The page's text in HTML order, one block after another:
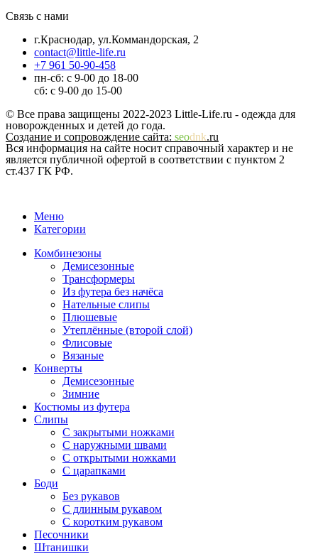
Связь с нами
г.Краснодар, ул.Коммандорская, 2
contact@little-life.ru
+7 961 50-90-458
пн-сб: с 9-00 до 18-00
сб: с 9-00 до 15-00
© Все права защищены 2022-2023 Little-Life.ru - одежда для
новорожденных и детей до года.
Создание и сопровождение сайта: seodnk.ru
Вся информация на сайте носит справочный характер и не
является публичной офертой в соответствии с пунктом 2
ст.437 ГК РФ.
Меню
Категории
Комбинезоны
Демисезонные
Трансформеры
Из футера без начёса
Нательные слипы
Плюшевые
Утеплённые (второй слой)
Флисовые
Вязаные
Конверты
Демисезонные
Зимние
Костюмы из футера
Слипы
С закрытыми ножками
С наружными швами
С открытыми ножками
С царапками
Боди
Без рукавов
С длинным рукавом
С коротким рукавом
Песочники
Штанишки